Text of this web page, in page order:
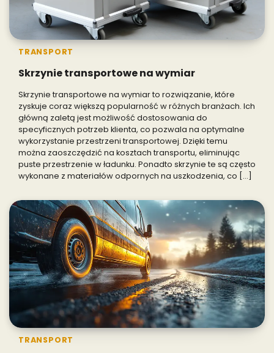
TRANSPORT
Skrzynie transportowe na wymiar
Skrzynie transportowe na wymiar to rozwiązanie, które
zyskuje coraz większą popularność w różnych branżach. Ich
główną zaletą jest możliwość dostosowania do
specyficznych potrzeb klienta, co pozwala na optymalne
wykorzystanie przestrzeni transportowej. Dzięki temu
można zaoszczędzić na kosztach transportu, eliminując
puste przestrzenie w ładunku. Ponadto skrzynie te są często
wykonane z materiałów odpornych na uszkodzenia, co […]
TRANSPORT